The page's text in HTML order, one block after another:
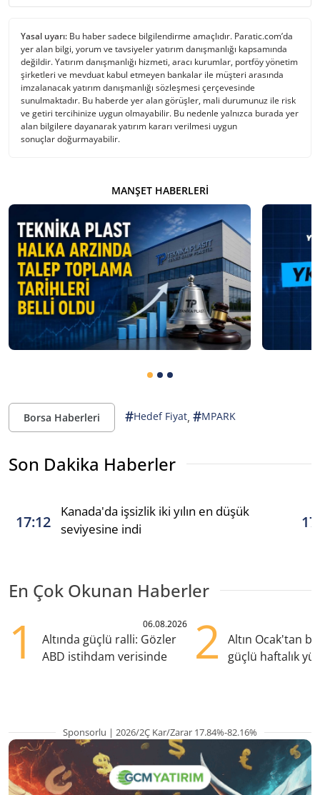
Yasal uyarı: Bu haber sadece bilgilendirme amaçlıdır. Paratic.com’da
yer alan bilgi, yorum ve tavsiyeler yatırım danışmanlığı kapsamında
değildir. Yatırım danışmanlığı hizmeti, aracı kurumlar, portföy yönetim
şirketleri ve mevduat kabul etmeyen bankalar ile müşteri arasında
imzalanacak yatırım danışmanlığı sözleşmesi çerçevesinde
sunulmaktadır. Bu haberde yer alan görüşler, mali durumunuz ile risk
ve getiri tercihinize uygun olmayabilir. Bu nedenle yalnızca burada yer
alan bilgilere dayanarak yatırım kararı verilmesi uygun
sonuçlar doğurmayabilir.
MANŞET HABERLERI
Borsa Haberleri #Hedef Fiyat, #MPARK
Son Dakika Haberler
17:12
Kanada'da işsizlik iki yılın en düşük
seviyesine indi
En Çok Okunan Haberler
1 06.08.2026
Altında güçlü ralli: Gözler
ABD istihdam verisinde
2
Altın Ocak'tan
güçlü haftalık
Sponsorlu | 2026/2Ç Kar/Zarar 17.84%-82.16%